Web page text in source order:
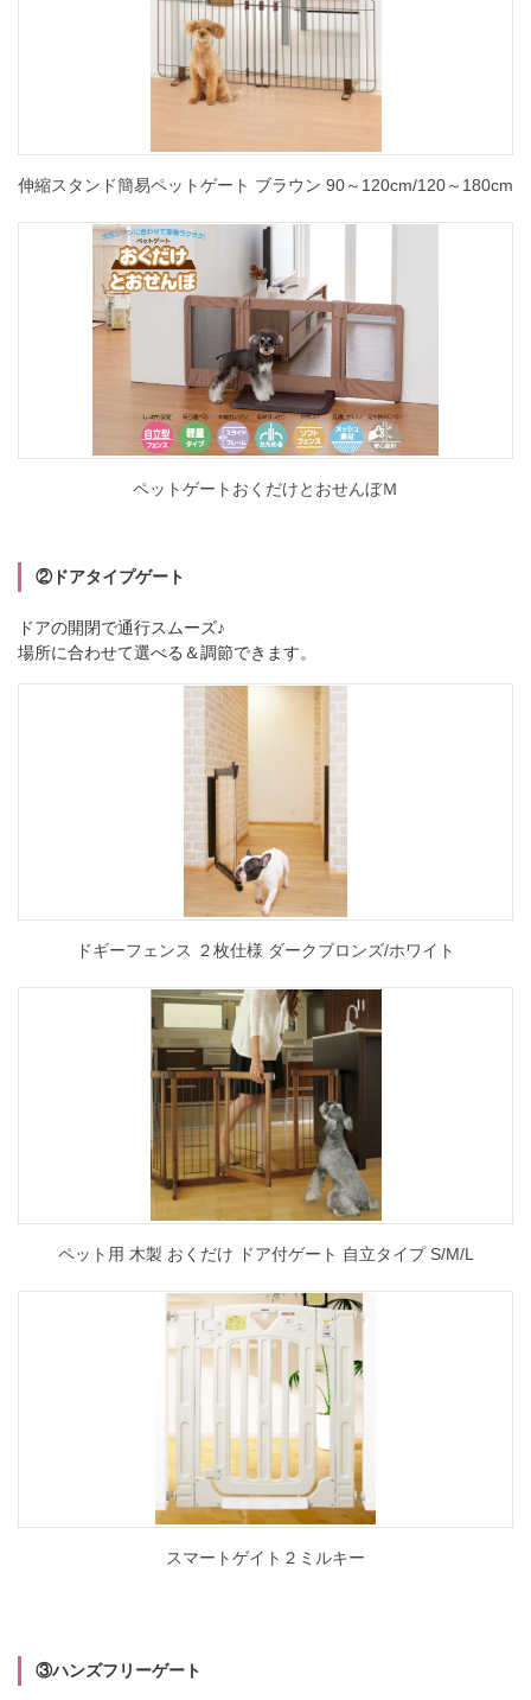
伸縮スタンド簡易ペットゲート ブラウン 90～120cm/120～180cm
ペットゲートおくだけとおせんぼＭ
②ドアタイプゲート
ドアの開閉で通行スムーズ♪
場所に合わせて選べる＆調節できます。
ドギーフェンス ２枚仕様 ダークブロンズ/ホワイト
ペット用 木製 おくだけ ドア付ゲート 自立タイプ S/M/L
スマートゲイト２ミルキー
③ハンズフリーゲート